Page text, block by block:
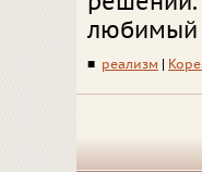
любимый
■ реализм